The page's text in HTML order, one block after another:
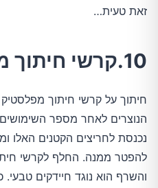
זאת טעית…
10.קרשי חיתוך מפלסטיק
חיתוך על קרשי חיתוך
הנוצרים לאחר מספר
נכנסת לחריצים הקטנים האלו
להפטר ממנה. החלף לקרשי
והשרף הוא נוגד חיידקים